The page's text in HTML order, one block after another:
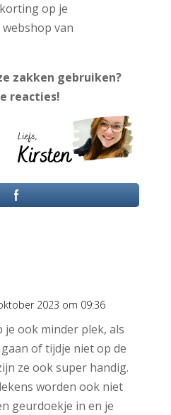
op je
van
zakken gebruiken?
reacties!
2023 om 09:36
je ook minder plek, als
of tijdje niet op de
ze ook super handig.
worden ook niet
geurdoekje in en je